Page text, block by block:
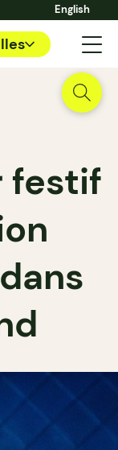
English
festif